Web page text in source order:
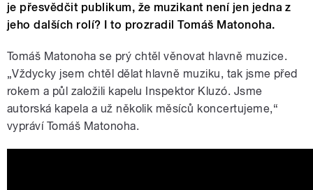
je přesvědčit publikum, že muzikant není jen jedna z
jeho dalších rolí? I to prozradil Tomáš Matonoha.
Tomáš Matonoha se prý chtěl věnovat hlavně muzice.
„Vždycky jsem chtěl dělat hlavně muziku, tak jsme před
rokem a půl založili kapelu Inspektor Kluzó. Jsme
autorská kapela a už několik měsíců koncertujeme,“
vypráví Tomáš Matonoha.